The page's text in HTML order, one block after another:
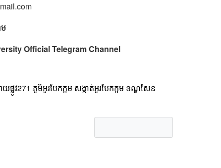
Official Telegram Channel
លូវ271 ភូមិអូរបែកក្អម សង្កាត់អូរបែកក្អម ខណ្ឌសែន